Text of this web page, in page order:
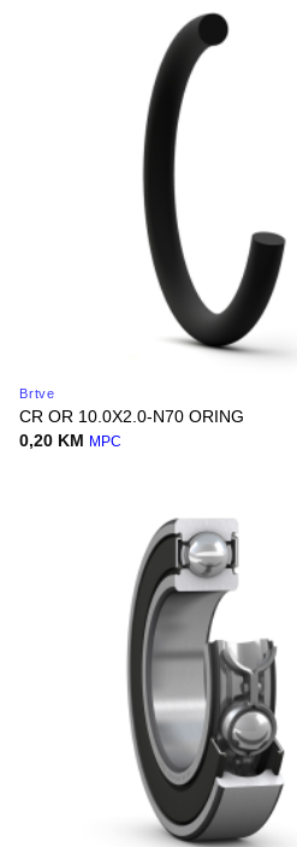
Brtve
CR OR 10.0X2.0-N70 ORING
0,20 KM MPC